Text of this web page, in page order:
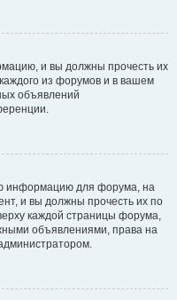
и вы должны прочесть их
из форумов и в вашем
объявлений
информацию для форума, на
и вы должны прочесть их по
каждой страницы форума,
объявлениями, права на